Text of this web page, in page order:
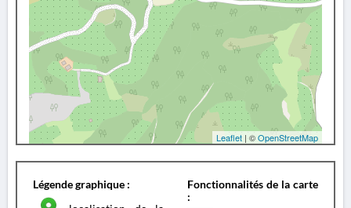
Leaflet | ©OpenStreetMap
Légende graphique :
Fonctionnalités de la carte
: